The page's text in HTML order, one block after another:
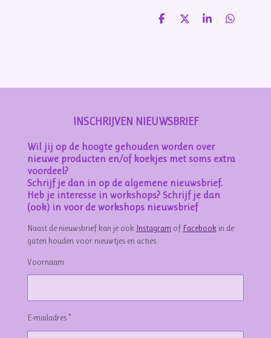
D
D
S
D
INSCHRIJVEN NIEUWSBRIEF
Wil jij op de hoogte gehouden worden over
nieuwe producten en/of koekjes met soms extra
voordeel?
Schrijf je dan in op de algemene nieuwsbrief.
Heb je interesse in workshops? Schrijf je dan
(ook) in voor de workshops nieuwsbrief
Naast de nieuwsbrief kan je ook Instagram of Facebook in de
gaten houden voor nieuwtjes en acties.
Voornaam
E-mailadres *